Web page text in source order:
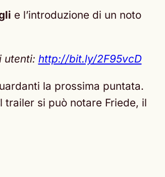
e l’introduzione di un noto
utenti: http://bit.ly/2F95vcD
la prossima puntata.
trailer si può notare Friede, il